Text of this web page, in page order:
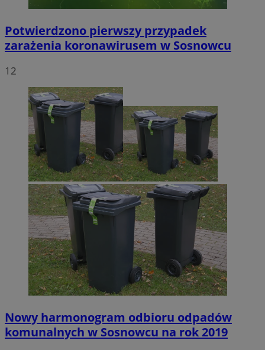
Potwierdzono pierwszy przypadek
zarażenia koronawirusem w Sosnowcu
12
Nowy harmonogram odbioru odpadów
komunalnych w Sosnowcu na rok 2019